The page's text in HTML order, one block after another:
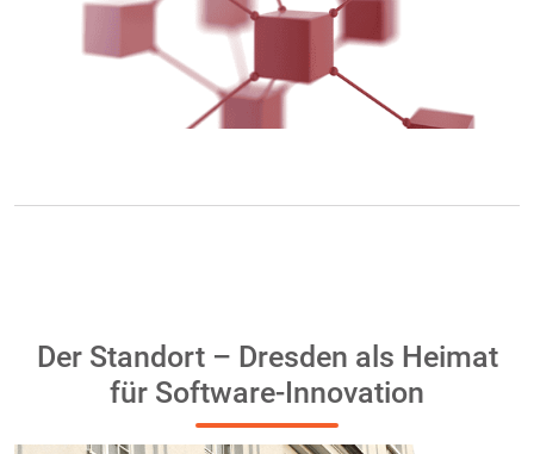
Der Standort – Dresden als Heimat
für Software-Innovation